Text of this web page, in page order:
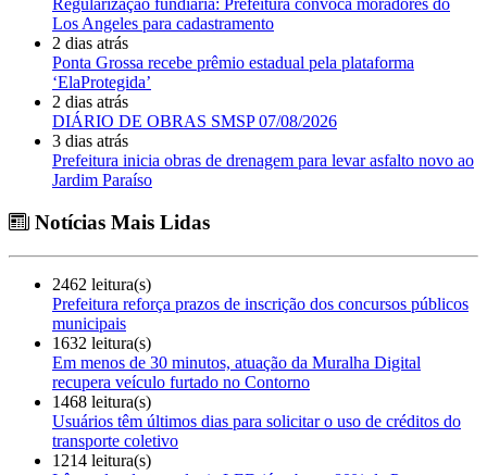
Regularização fundiária: Prefeitura convoca moradores do
Los Angeles para cadastramento
2 dias atrás
Ponta Grossa recebe prêmio estadual pela plataforma
‘ElaProtegida’
2 dias atrás
DIÁRIO DE OBRAS SMSP 07/08/2026
3 dias atrás
Prefeitura inicia obras de drenagem para levar asfalto novo ao
Jardim Paraíso
Notícias Mais Lidas
2462 leitura(s)
Prefeitura reforça prazos de inscrição dos concursos públicos
municipais
1632 leitura(s)
Em menos de 30 minutos, atuação da Muralha Digital
recupera veículo furtado no Contorno
1468 leitura(s)
Usuários têm últimos dias para solicitar o uso de créditos do
transporte coletivo
1214 leitura(s)